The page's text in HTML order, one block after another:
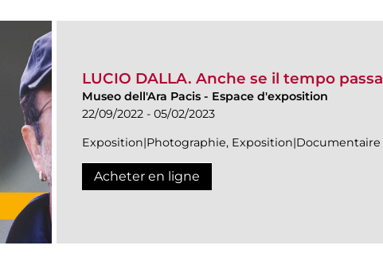
LUCIO DALLA. Anche se il tempo passa
Museo dell'Ara Pacis - Espace d'exposition
22/09/2022 - 05/02/2023
Exposition|Photographie, Exposition|Documentaire
Acheter en ligne